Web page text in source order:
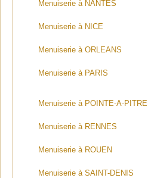
Menuiserie à NANTES
Menuiserie à NICE
Menuiserie à ORLEANS
Menuiserie à PARIS
Menuiserie à POINTE-A-PITRE
Menuiserie à RENNES
Menuiserie à ROUEN
Menuiserie à SAINT-DENIS